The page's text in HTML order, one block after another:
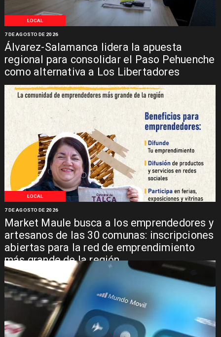
LOCAL
Álvarez-Salamanca lidera la apuesta
regional para consolidar el Paso Pehuenche
como alternativa a Los Libertadores
7 DE AGOSTO DE 2026
LOCAL
Market Maule busca a los emprendedores y
artesanos de las 30 comunas: inscripciones
abiertas para la red de emprendimiento
más grande de la región
7 DE AGOSTO DE 2026